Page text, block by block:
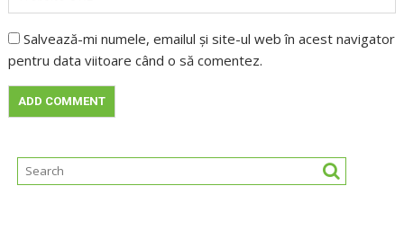
Salvează-mi numele, emailul și site-ul web în acest navigator
pentru data viitoare când o să comentez.